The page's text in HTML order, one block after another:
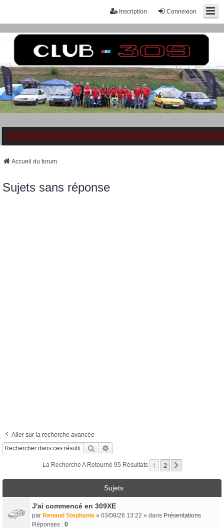
Connexion
Inscription
Accueil du forum
Sujets sans réponse
Aller sur la recherche avancée
Rechercher
La Recherche A Retourné 95 Résultats 1 2
Sujets
J'ai commencé en 309XE
par Renaud Stephanie » 03/08/26 13:22 » dans Présentations
Réponses : 0